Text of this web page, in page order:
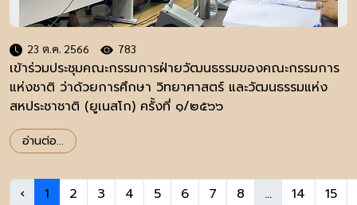
23 ต.ค. 2566 783
เข้าร่วมประชุมคณะกรรมการฝ่ายวัฒนธรรมของคณะกรรมการ
แห่งชาติ ว่าด้วยการศึกษา วิทยาศาสตร์ และวัฒนธรรมแห่ง
สหประชาชาติ (ยูเนสโก) ครั้งที่ ๑/๒๕๖๖
อ่านต่อ...
‹ 1 2 3 4 5 6 7 8 ... 14 15